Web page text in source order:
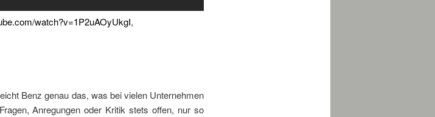
watch?v=1P2uAOyUkgI,
Benz genau das, was bei vielen Unternehmen
Anregungen oder Kritik stets offen, nur so